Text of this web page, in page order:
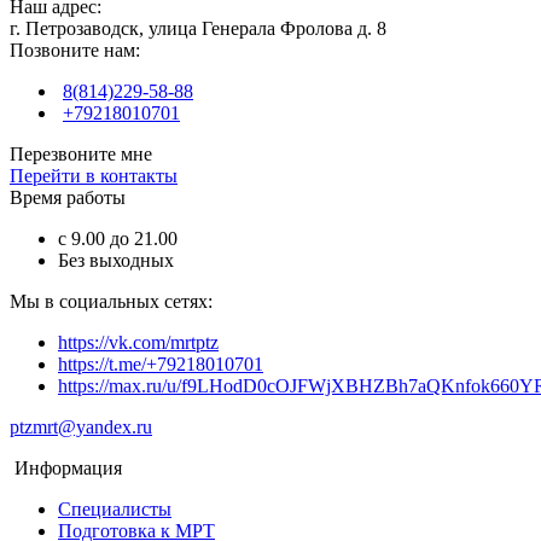
Наш адрес:
г. Петрозаводск, улица Генерала Фролова д. 8
Позвоните нам:
8(814)229-58-88
+79218010701
Перезвоните мне
Перейти в контакты
Время работы
с 9.00 до 21.00
Без выходных
Мы в социальных сетях:
https://vk.com/mrtptz
https://t.me/+79218010701
https://max.ru/u/
ptzmrt@yandex.ru
Информация
Специалисты
Подготовка к МРТ